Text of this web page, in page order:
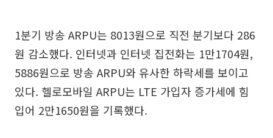
1분기 방송 ARPU는 8013원으로 직전 분기보다 286
원 감소했다. 인터넷과 인터넷 집전화는 1만1704원,
5886원으로 방송 ARPU와 유사한 하락세를 보이고
있다. 헬로모바일 ARPU는 LTE 가입자 증가세에 힘
입어 2만1650원을 기록했다.